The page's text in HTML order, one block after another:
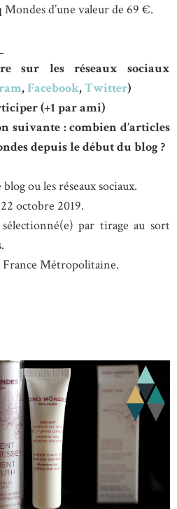
d’une valeur de 69 €.
sur les réseaux sociaux
,Facebook,Twitter)
(+1 par ami)
suivante : combien d’articles
depuis le début du blog ?
ou les réseaux sociaux.
octobre 2019.
par tirage au sort
Métropolitaine.